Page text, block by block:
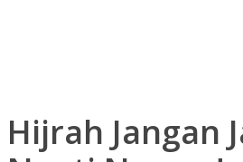
Hijrah Jangan